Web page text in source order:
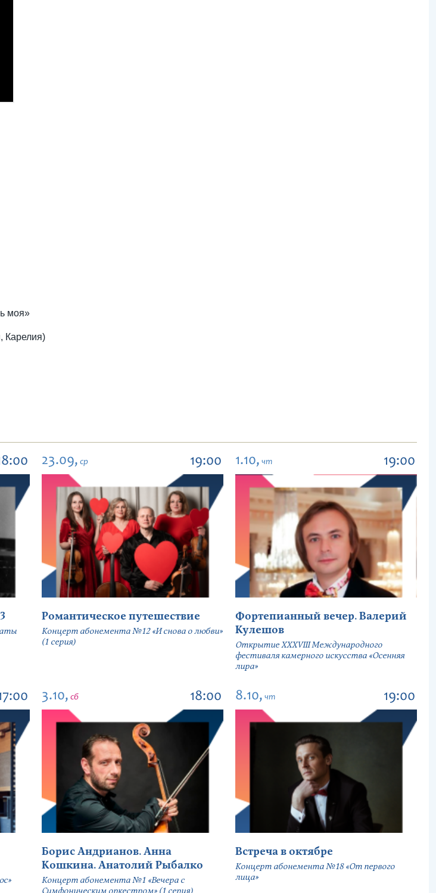
моя»
Карелия)
23.09, ср 19:00
Романтическое путешествие
Концерт абонемента №12 «И снова о любви»
(1 серия)
1.10, чт 19:00
Фортепианный вечер. Валерий
Кулешов
Открытие ХХХVIII Международного
фестиваля камерного искусства «Осенняя
лира»
3.10, сб 18:00
Борис Андрианов. Анна
Кошкина. Анатолий Рыбалко
Концерт абонемента №1 «Вечера с
8.10, чт 19:00
Встреча в октябре
Концерт абонемента №18 «От первого
лица»